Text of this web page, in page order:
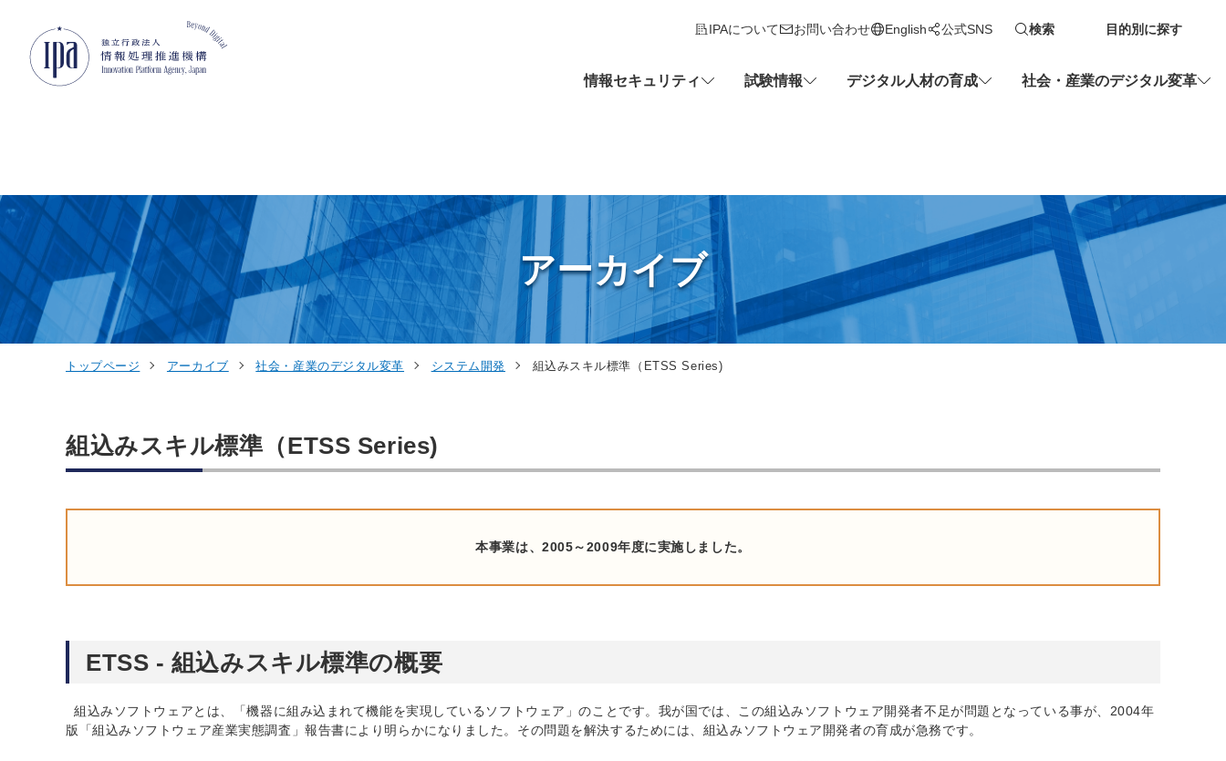
IPAについて
お問い合わせ English
新しいタブで開きます
公式SNS 検索 目的別に探す
情報セキュリティ 試験情報 デジタル人材の育成 社会・産業のデジタル変革
アーカイブ
トップページ アーカイブ 社会・産業のデジタル変革 システム開発 組込みスキル標準（ETSS Series)
組込みスキル標準（ETSS Series)
本事業は、2005～2009年度に実施しました。
ETSS - 組込みスキル標準の概要
組込みソフトウェアとは、「機器に組み込まれて機能を実現しているソフトウェア」のことです。我が国では、この組込みソフトウェア開発者不足が問題となっている事が、2004年
版「組込みソフトウェア産業実態調査」報告書により明らかになりました。その問題を解決するためには、組込みソフトウェア開発者の育成が急務です。